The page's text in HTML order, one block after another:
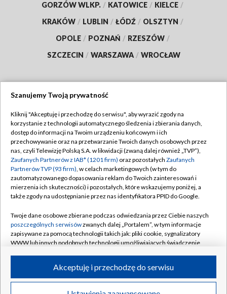
GORZÓW WLKP. / KATOWICE / KIELCE /
KRAKÓW / LUBLIN / ŁÓDŹ / OLSZTYN /
OPOLE / POZNAŃ / RZESZÓW /
SZCZECIN / WARSZAWA / WROCŁAW
TVP
Abonament TVP
Emisja w TVP
Centrum informacji TVP
Naziemna Telewizja Cyfrowa
Rada Programowa
System NOS
Informacje o nadawcy
Program dla prasy
Regulamin TVP
Polityka prywatności
Moje zgody
Pomoc
Kontakt
Kanały
©2026 Telewizja Polska S.A. w likwidacji
Szanujemy Twoją prywatność
Kliknij "Akceptuję i przechodzę do serwisu", aby wyrazić zgody na
korzystanie z technologii automatycznego śledzenia i zbierania danych,
dostęp do informacji na Twoim urządzeniu końcowym i ich
przechowywanie oraz na przetwarzanie Twoich danych osobowych przez
nas, czyli Telewizję Polską S.A. w likwidacji (zwaną dalej również „TVP”),
Zaufanych Partnerów z IAB* (1201 firm) oraz pozostałych Zaufanych
Partnerów TVP (93 firm), w celach marketingowych (w tym do
zautomatyzowanego dopasowania reklam do Twoich zainteresowań i
mierzenia ich skuteczności) i pozostałych, które wskazujemy poniżej, a
także zgody na udostępnianie przez nas identyfikatora PPID do Google.
Twoje dane osobowe zbierane podczas odwiedzania przez Ciebie naszych
poszczególnych serwisówzwanych dalej „Portalem”, w tym informacje
zapisywane za pomocą technologii takich jak: pliki cookie, sygnalizatory
WWW lub innych podobnych technologii umożliwiających świadczenie
ruchu w Internecie.
Twoje dane osobowe zbierane podczas odwiedzania przez Ciebie
Akceptuję i przechodzę do serwisu